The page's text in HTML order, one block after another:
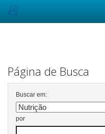
Página de Busca
Buscar em:
por